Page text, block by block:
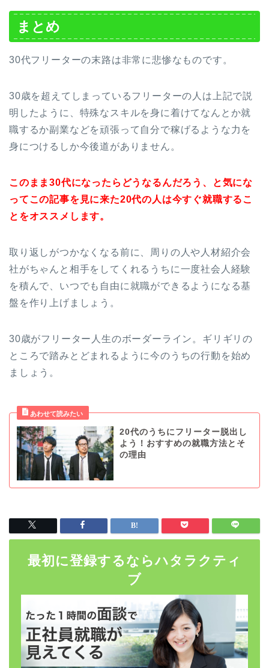
まとめ
30代フリーターの末路は非常に悲惨なものです。
30歳を超えてしまっているフリーターの人は上記で説
明したように、特殊なスキルを身に着けてなんとか就
職するか副業などを頑張って自分で稼げるような力を
身につけるしか今後道がありません。
このまま30代になったらどうなるんだろう、と気にな
ってこの記事を見に来た20代の人は今すぐ就職するこ
とをオススメします。
取り返しがつかなくなる前に、周りの人や人材紹介会
社がちゃんと相手をしてくれるうちに一度社会人経験
を積んで、いつでも自由に就職ができるようになる基
盤を作り上げましょう。
30歳がフリーター人生のボーダーライン。ギリギリの
ところで踏みとどまれるように今のうちの行動を始め
ましょう。
20代のうちにフリーター脱出し
よう！おすすめの就職方法とそ
の理由
最初に登録するならハタラクティ
ブ